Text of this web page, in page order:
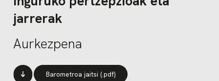
jarrerak
Aurkezpena
Barometroa jaitsi (.pdf)